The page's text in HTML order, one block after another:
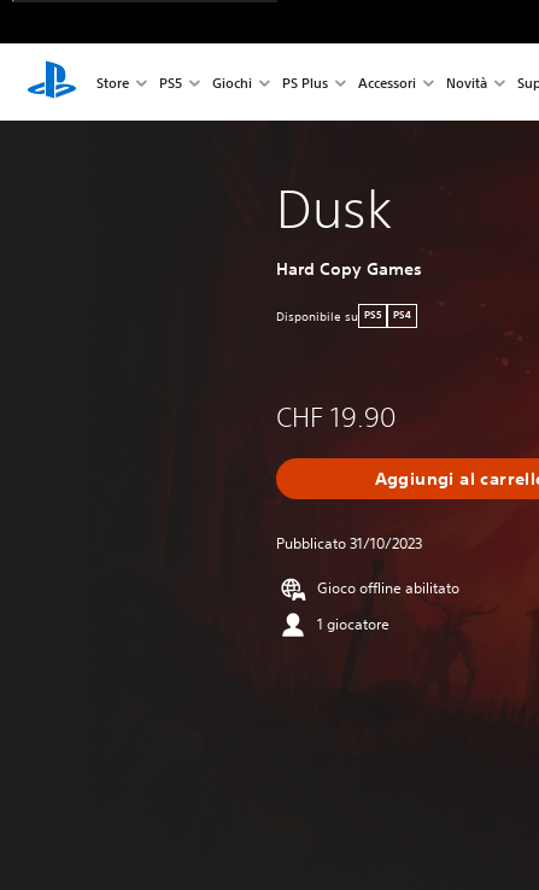
Store PS5 Giochi PS Plus Accessori Novità
Dusk
Hard Copy Games
Disponibile su PS5 PS4
CHF 19.90
Aggiungi al
Pubblicato 31/10/2023
Gioco offline abilitato
1 giocatore